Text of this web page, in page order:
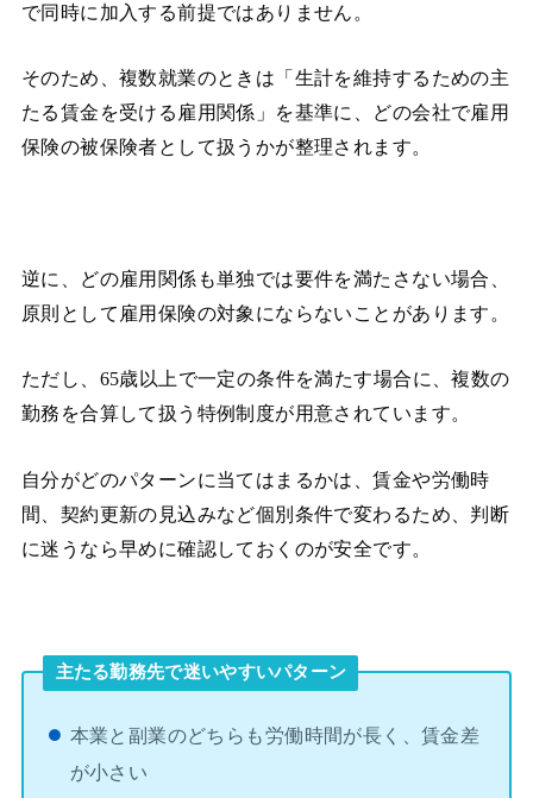
で同時に加入する前提ではありません。
そのため、複数就業のときは「生計を維持するための主
たる賃金を受ける雇用関係」を基準に、どの会社で雇用
保険の被保険者として扱うかが整理されます。
逆に、どの雇用関係も単独では要件を満たさない場合、
原則として雇用保険の対象にならないことがあります。
ただし、65歳以上で一定の条件を満たす場合に、複数の
勤務を合算して扱う特例制度が用意されています。
自分がどのパターンに当てはまるかは、賃金や労働時
間、契約更新の見込みなど個別条件で変わるため、判断
に迷うなら早めに確認しておくのが安全です。
主たる勤務先で迷いやすいパターン
本業と副業のどちらも労働時間が長く、賃金差
が小さい